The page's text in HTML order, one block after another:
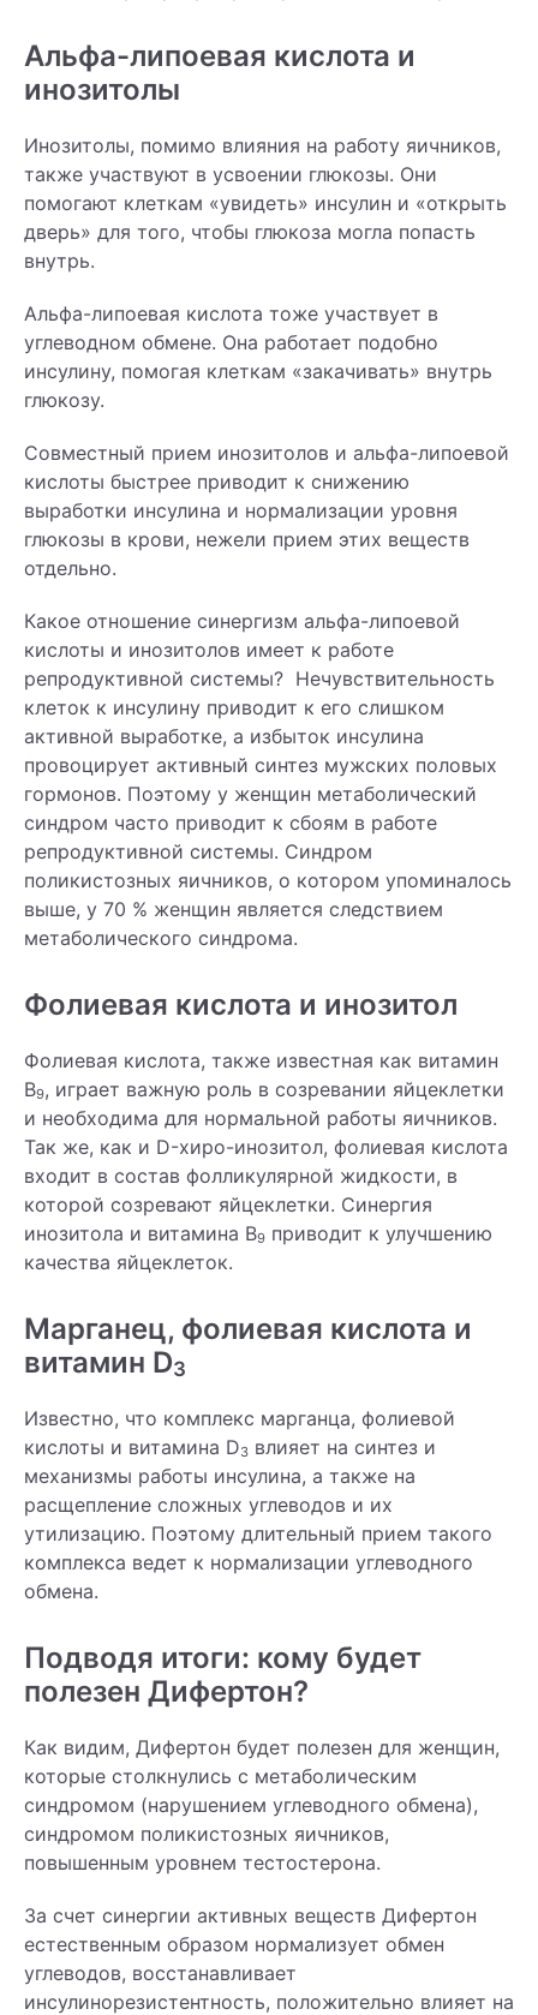
Альфа-липоевая кислота и
инозитолы
Инозитолы, помимо влияния на работу яичников,
также участвуют в усвоении глюкозы. Они
помогают клеткам «увидеть» инсулин и «открыть
дверь» для того, чтобы глюкоза могла попасть
внутрь.
Альфа-липоевая кислота тоже участвует в
углеводном обмене. Она работает подобно
инсулину, помогая клеткам «закачивать» внутрь
глюкозу.
Совместный прием инозитолов и альфа-липоевой
кислоты быстрее приводит к снижению
выработки инсулина и нормализации уровня
глюкозы в крови, нежели прием этих веществ
отдельно.
Какое отношение синергизм альфа-липоевой
кислоты и инозитолов имеет к работе
репродуктивной системы? Нечувствительность
клеток к инсулину приводит к его слишком
активной выработке, а избыток инсулина
провоцирует активный синтез мужских половых
гормонов. Поэтому у женщин метаболический
синдром часто приводит к сбоям в работе
репродуктивной системы. Синдром
поликистозных яичников, о котором упоминалось
выше, у 70 % женщин является следствием
метаболического синдрома.
Фолиевая кислота и инозитол
Фолиевая кислота, также известная как витамин
B9, играет важную роль в созревании яйцеклетки
и необходима для нормальной работы яичников.
Так же, как и D-хиро-инозитол, фолиевая кислота
входит в состав фолликулярной жидкости, в
которой созревают яйцеклетки. Синергия
инозитола и витамина В9 приводит к улучшению
качества яйцеклеток.
Марганец, фолиевая кислота и
витамин D3
Известно, что комплекс марганца, фолиевой
кислоты и витамина D3 влияет на синтез и
механизмы работы инсулина, а также на
расщепление сложных углеводов и их
утилизацию. Поэтому длительный прием такого
комплекса ведет к нормализации углеводного
обмена.
Подводя итоги: кому будет
полезен Дифертон?
Как видим, Дифертон будет полезен для женщин,
которые столкнулись с метаболическим
синдромом (нарушением углеводного обмена),
синдромом поликистозных яичников,
повышенным уровнем тестостерона.
За счет синергии активных веществ Дифертон
естественным образом нормализует обмен
углеводов, восстанавливает
инсулинорезистентность, положительно влияет на